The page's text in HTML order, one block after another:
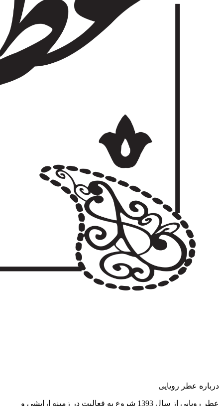
درباره عطر رویایی
عطر رویایی از سال 1393 شروع به فعالیت در زمینه ارایشی و